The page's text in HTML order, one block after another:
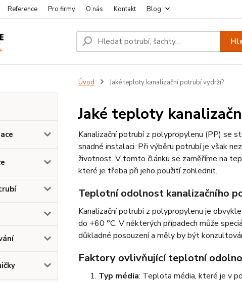
Reference Pro firmy O nás Kontakt Blog
Úvod Jaké teploty kanalizační potrubí vydrží?
Jaké teploty
Kanalizační potrubí z polypropylenu (PP) se
snadné instalaci. Při výběru potrubí je však
životnost. V tomto článku se zaměříme na
které je třeba při jeho použití zohlednit.
Teplotní odolnost kanalizačního
Kanalizační potrubí z polypropylenu je
do +60 °C. V některých případech může
důkladné posouzení a měly by být
Faktory ovlivňující teplotní
Typ média: Teplota média, které je v